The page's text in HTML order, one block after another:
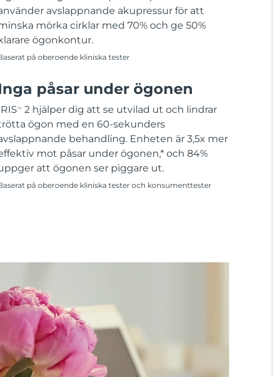
avslappnande akupressur för att
mörka cirklar med 70% och ge 50%
ögonkontur.
på oberoende kliniska tester
påsar under ögonen
TM
2 hjälper dig att se utvilad ut och lindrar
ögon med en 60-sekunders
behandling. Enheten är 3,5x mer
mot påsar under ögonen,* och 84%
att ögonen ser piggare ut.
på oberoende kliniska tester och konsumenttester